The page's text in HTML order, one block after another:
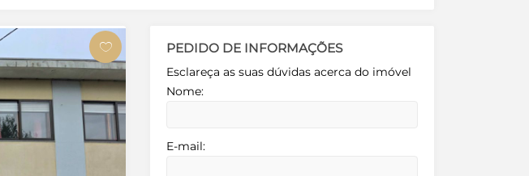
PEDIDO DE INFORMAÇÕES
Esclareça as suas dúvidas acerca do imóvel
Nome:
E-mail: